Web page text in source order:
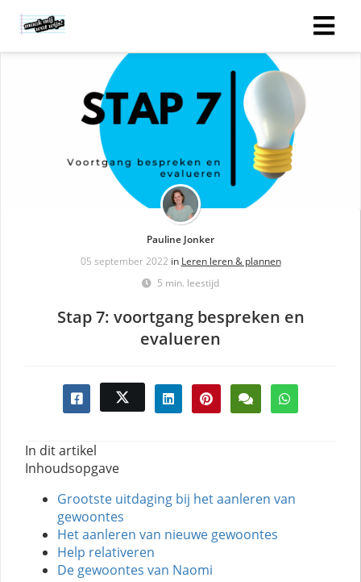
Pauline Jonker
05 september 2022 in Leren leren & plannen
5 min. leestijd
Stap 7: voortgang bespreken en
evalueren
In dit artikel
Inhoudsopgave
Grootste uitdaging bij het aanleren van
gewoontes
Het aanleren van nieuwe gewoontes
Help relativeren
De gewoontes van Naomi